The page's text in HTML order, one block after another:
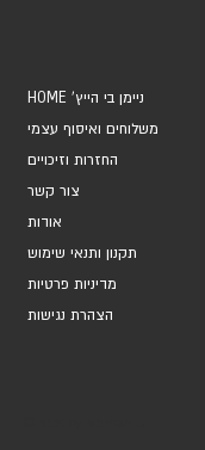
HOME 'ניימן בי הייץ
משלוחים ואיסוף עצמי
החזרות וזיכויים
צור קשר
אודות
תקנון ותנאי שימוש
מדיניות פרטיות
הצהרת נגישות